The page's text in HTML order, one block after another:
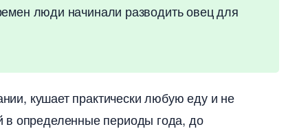
люди начинали разводить овец для
кушает практически любую еду и не
в определенные периоды года, до